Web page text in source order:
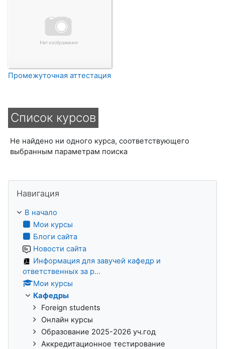
Промежуточная аттестация
Список курсов
Не найдено ни одного курса, соответствующего
выбранным параметрам поиска
Навигация
В начало
Мои курсы
Блоги сайта
Новости сайта
Информация для завучей кафедр и
ответственных за р...
Мои курсы
Кафедры
Foreign students
Онлайн курсы
Образование 2025-2026 уч.год
Аккредитационное тестирование